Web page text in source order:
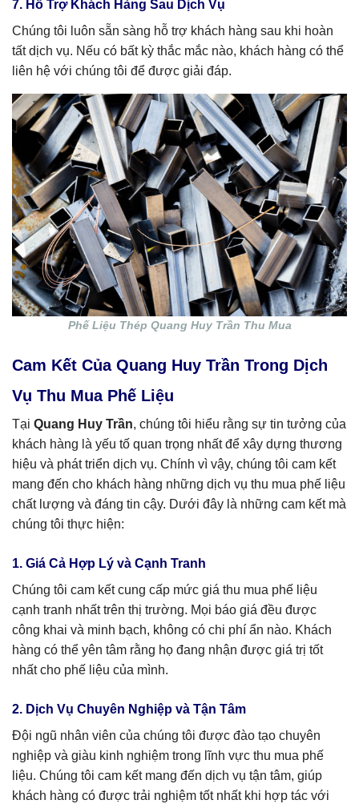
7. Hỗ Trợ Khách Hàng Sau Dịch Vụ
Chúng tôi luôn sẵn sàng hỗ trợ khách hàng sau khi hoàn
tất dịch vụ. Nếu có bất kỳ thắc mắc nào, khách hàng có thể
liên hệ với chúng tôi để được giải đáp.
Phế Liệu Thép Quang Huy Trần Thu Mua
Cam Kết Của Quang Huy Trần Trong Dịch
Vụ Thu Mua Phế Liệu
Tại Quang Huy Trần, chúng tôi hiểu rằng sự tin tưởng của
khách hàng là yếu tố quan trọng nhất để xây dựng thương
hiệu và phát triển dịch vụ. Chính vì vậy, chúng tôi cam kết
mang đến cho khách hàng những dịch vụ thu mua phế liệu
chất lượng và đáng tin cậy. Dưới đây là những cam kết mà
chúng tôi thực hiện:
1. Giá Cả Hợp Lý và Cạnh Tranh
Chúng tôi cam kết cung cấp mức giá thu mua phế liệu
cạnh tranh nhất trên thị trường. Mọi báo giá đều được
công khai và minh bạch, không có chi phí ẩn nào. Khách
hàng có thể yên tâm rằng họ đang nhận được giá trị tốt
nhất cho phế liệu của mình.
2. Dịch Vụ Chuyên Nghiệp và Tận Tâm
Đội ngũ nhân viên của chúng tôi được đào tạo chuyên
nghiệp và giàu kinh nghiệm trong lĩnh vực thu mua phế
liệu. Chúng tôi cam kết mang đến dịch vụ tận tâm, giúp
khách hàng có được trải nghiệm tốt nhất khi hợp tác với